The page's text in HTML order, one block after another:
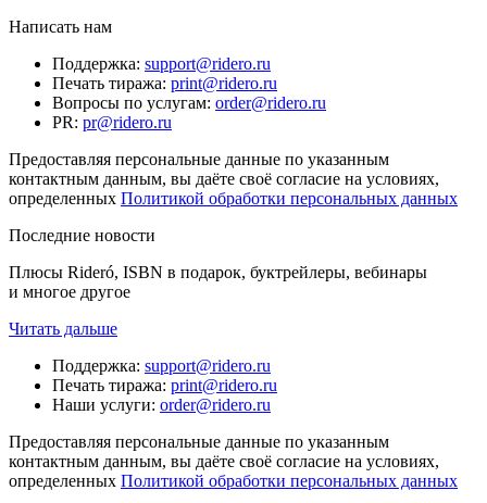
Написать нам
Поддержка: support@ridero.ru
Печать тиража: print@ridero.ru
Вопросы по услугам: order@ridero.ru
PR: pr@ridero.ru
Предоставляя персональные данные по указанным
контактным данным, вы даёте своё согласие на условиях,
определенных Политикой обработки персональных данных
Последние новости
Плюсы Rideró, ISBN в подарок, буктрейлеры, вебинары
и многое другое
Читать дальше
Поддержка: support@ridero.ru
Печать тиража: print@ridero.ru
Наши услуги: order@ridero.ru
Предоставляя персональные данные по указанным
контактным данным, вы даёте своё согласие на условиях,
определенных Политикой обработки персональных данных